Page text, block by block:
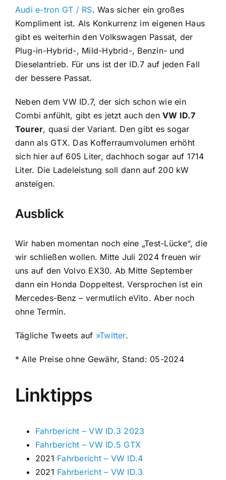
Audi e-tron GT / RS. Was sicher ein großes
Kompliment ist. Als Konkurrenz im eigenen Haus
gibt es weiterhin den Volkswagen Passat, der
Plug-in-Hybrid-, Mild-Hybrid-, Benzin- und
Dieselantrieb. Für uns ist der ID.7 auf jeden Fall
der bessere Passat.
Neben dem VW ID.7, der sich schon wie ein
Combi anfühlt, gibt es jetzt auch denVW ID.7
Tourer, quasi der Variant. Den gibt es sogar
dann als GTX. Das Kofferraumvolumen erhöht
sich hier auf 605 Liter, dachhoch sogar auf 1714
Liter. Die Ladeleistung soll dann auf 200 kW
ansteigen.
Ausblick
Wir haben momentan noch eine „Test-Lücke“, die
wir schließen wollen. Mitte Juli 2024 freuen wir
uns auf den Volvo EX30. Ab Mitte September
dann ein Honda Doppeltest. Versprochen ist ein
Mercedes-Benz – vermutlich eVito. Aber noch
ohne Termin.
Tägliche Tweets auf »Twitter.
* Alle Preise ohne Gewähr, Stand: 05-2024
Linktipps
Fahrbericht – VW ID.3 2023
Fahrbericht – VW ID.5 GTX
2021 Fahrbericht – VW ID.4
2021 Fahrbericht – VW ID.3